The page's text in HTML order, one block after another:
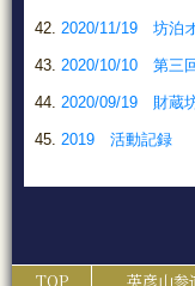
2020/11/19 坊泊
2020/10/10 第三
2020/09/19 財蔵
2019 活動記録
TOP 英彦山参